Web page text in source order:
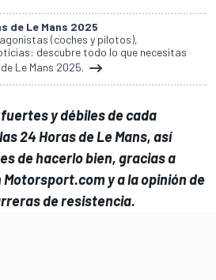
de Le Mans 2025
(coches y pilotos),
descubre todo lo que necesitas
Le Mans 2025.
y débiles de cada
24 Horas de Le Mans, así
de hacerlo bien, gracias a
y a la opinión de
de resistencia.